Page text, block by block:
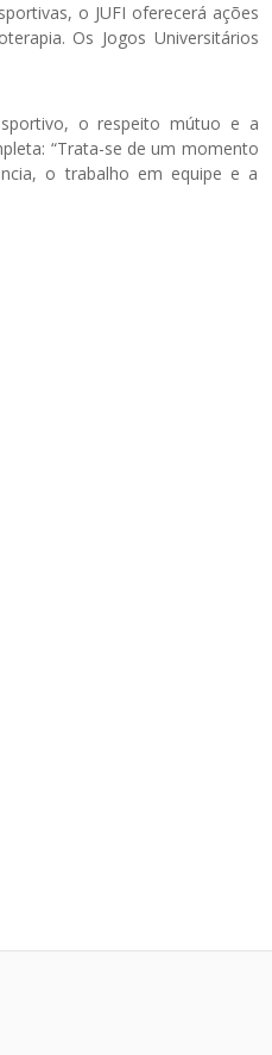
o JUFI oferecerá ações
Os Jogos Universitários
o respeito mútuo e a
“Trata-se de um momento
o trabalho em equipe e a